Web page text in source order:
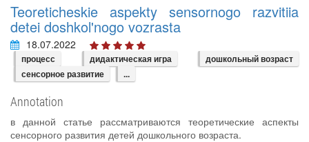
Teoreticheskie aspekty sensornogo razvitiia
detei doshkol'nogo vozrasta
18.07.2022
процесс дидактическая игра
дошкольный возраст
сенсорное развитие
...
Annotation
в данной статье рассматриваются теоретические аспекты
сенсорного развития детей дошкольного возраста.